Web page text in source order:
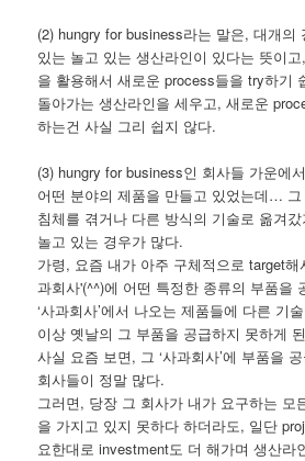
(2) hungry for business라는 말은, 대개의
있는 놀고 있는 생산라인이 있다는 뜻이
을 활용해서 새로운 process들을 try하기
돌아가는 생산라인을 세우고, 새로운
하는건 사실 그리 쉽지 않다.
(3) hungry for business인 회사들 가운에
어떤 분야의 제품을 만들고 있었는데…
침체를 겪거나 다른 방식의 기술로 옮겨
놀고 있는 경우가 많다.
가령, 요즘 내가 아주 구체적으로 target해
과회사'(^^)에 어떤 특정한 종류의 부품을
‘사과회사’에서 나오는 제품들에 다른 기
이상 옛날의 그 부품을 공급하지 못하게
사실 요즘 보면, 그 ‘사과회사’에 부품을
회사들이 정말 많다.
그러면, 당장 그 회사가 내가 요구하는 모
을 가지고 있지 못하다 하더라도, 일단
요한대로 investment도 더 해가며 생산라